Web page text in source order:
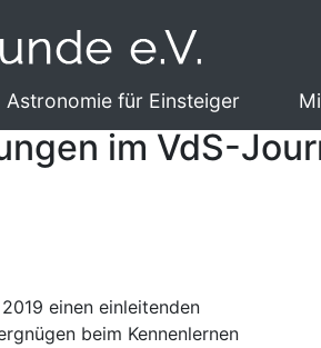
Astronomie für Einsteiger
im VdS-
einen einleitenden
beim Kennenlernen